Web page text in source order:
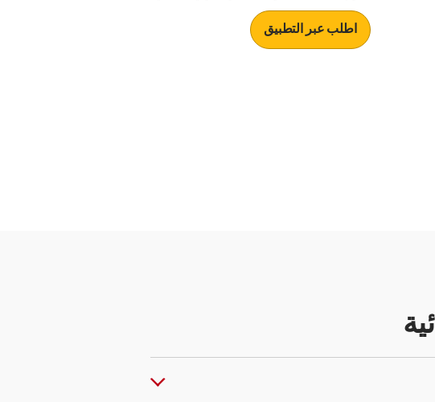
اطلب عبر التطبيق